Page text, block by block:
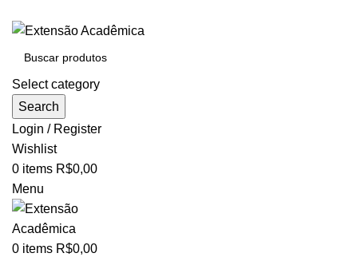
Select category
Search
Login / Register
Wishlist
0 items R$0,00
Menu
0 items R$0,00